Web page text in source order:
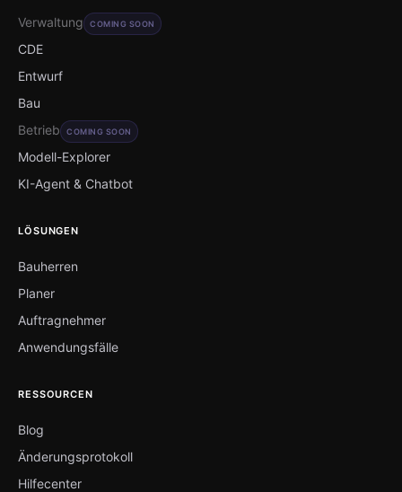
Verwaltung COMING SOON
CDE
Entwurf
Bau
Betrieb
COMING SOON
Modell-Explorer
KI-Agent & Chatbot
LÖSUNGEN
Bauherren
Planer
Auftragnehmer
Anwendungsfälle
RESSOURCEN
Blog
Änderungsprotokoll
Hilfecenter